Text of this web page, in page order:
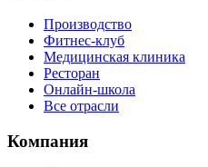
Производство
Фитнес-клуб
Медицинская клиника
Ресторан
Онлайн-школа
Все отрасли
Компания